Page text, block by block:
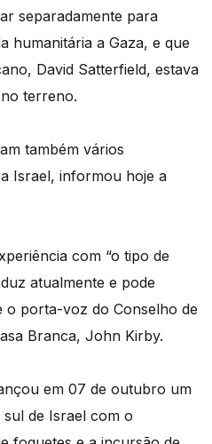
separadamente para
humanitária a Gaza, e que
David Satterfield, estava
terreno.
também vários
Israel, informou hoje a
com “o tipo de
atualmente e pode
o porta-voz do Conselho de
Branca, John Kirby.
em 07 de outubro um
de Israel com o